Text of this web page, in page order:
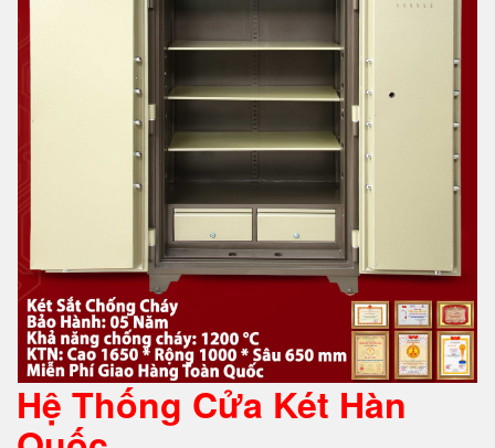
Hệ Thống Cửa Két Hàn